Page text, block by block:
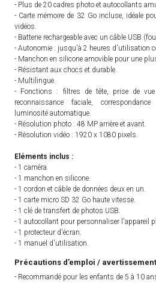
- Plus de 20 cadres photo et autocollants
- Carte mémoire de 32 Go incluse, idéale
vidéos.
- Batterie rechargeable avec un câble USB
- Autonomie : jusqu'à 2 heures d'utilisation
- Manchon en silicone amovible pour une
- Résistant aux chocs et durable.
- Multilingue.
- Fonctions : filtres de tête, prise de
reconnaissance faciale,
luminosité automatique.
- Résolution photo : 48 MP arrière et avant.
- Résolution vidéo : 1920 x 1080 pixels.
Eléments inclus :
- 1 caméra.
- 1 manchon en silicone.
- 1 cordon et câble de données deux en un.
- 1 carte micro SD 32 Go haute vitesse.
- 1 clé de transfert de photos USB.
- 1 autocollant pour personnaliser l'appareil
- 1 protecteur d'écran.
- 1 manuel d'utilisation.
Précautions d’emploi /
- Recommandé pour les enfants de 5 à 10